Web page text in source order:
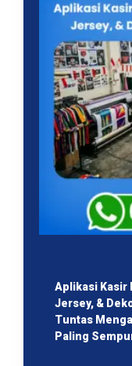
Aplikasi Kasir
Jersey, &
Tuntas
Paling